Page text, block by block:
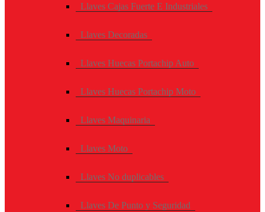
Llaves Cajas Fuerte E Industriales
Llaves Decoradas
Llaves Huecas Portachip Auto
Llaves Huecas Portachip Moto
Llaves Maquinaria
Llaves Moto
Llaves No duplicables
Llaves De Punto y Seguridad